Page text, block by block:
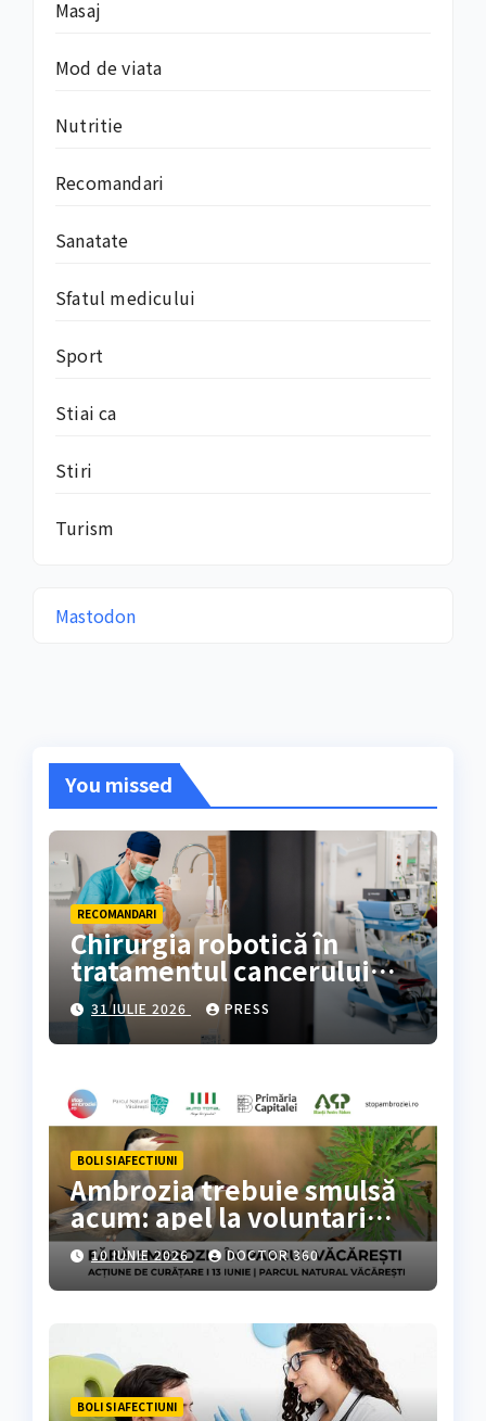
Masaj
Mod de viata
Nutritie
Recomandari
Sanatate
Sfatul medicului
Sport
Stiai ca
Stiri
Turism
Mastodon
You missed
RECOMANDARI
Chirurgia robotică în
tratamentul cancerului
colorectal
31 IULIE 2026 PRESS
BOLI SI AFECTIUNI
Ambrozia trebuie smulsă
acum: apel la voluntari
pentru acțiune de curățare
în Parcul Natural
Văcărești
10 IUNIE 2026 DOCTOR 360
BOLI SI AFECTIUNI